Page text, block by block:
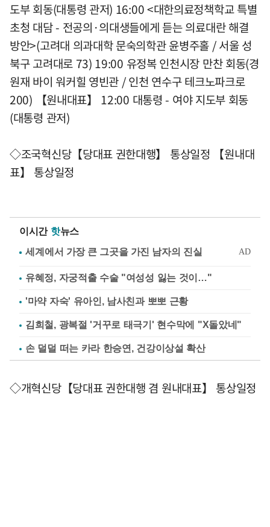
도부 회동(대통령 관저) 16:00 <대한의료정책학교 특별
초청 대담 - 전공의·의대생들에게 듣는 의료대란 해결
방안>(고려대 의과대학 문숙의학관 윤병주홀 / 서울 성
북구 고려대로 73) 19:00 유정복 인천시장 만찬 회동(경
원재 바이 워커힐 영빈관 / 인천 연수구 테크노파크로
200) 【원내대표】 12:00 대통령 - 여야 지도부 회동
(대통령 관저)
◇조국혁신당【당대표 권한대행】 통상일정 【원내대
표】 통상일정
이시간 핫뉴스
유혜정, 자궁적출 수술 "여성성 잃는 것이…"
'마약 자숙' 유아인, 남사친과 뽀뽀 근황
김희철, 광복절 '거꾸로 태극기' 현수막에 "X돌았네"
손 덜덜 떠는 카라 한승연, 건강이상설 확산
◇개혁신당【당대표 권한대행 겸 원내대표】 통상일정